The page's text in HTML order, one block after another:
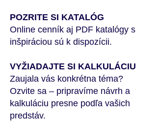
POZRITE SI KATALÓG
Online cenník aj PDF katalógy s
inšpiráciou sú k dispozícii.
VYŽIADAJTE SI KALKULÁCIU
Zaujala vás konkrétna téma?
Ozvite sa – pripravíme návrh a
kalkuláciu presne podľa vašich
predstáv.